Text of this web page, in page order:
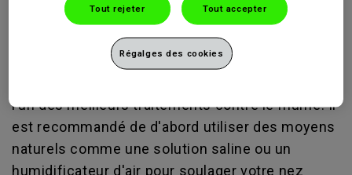
ennuyeux. Il peut rendre difficile le simple acte
de respirer et provoquer un manque de sommeil
ou des sommeils agités, ce qui n’est pas une
l’un des meilleurs traitements contre le rhume. Il
est recommandé de d'abord utiliser des moyens
naturels comme une solution saline ou un
humidificateur d'air pour soulager votre nez
Tout rejeter Tout accepter
Régalges des cookies